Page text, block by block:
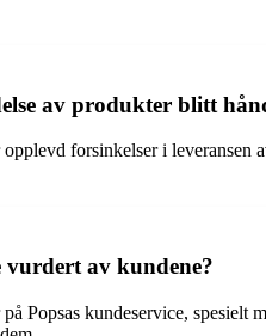
av produkter blitt
forsinkelser i leveransen
vurdert av kundene?
Popsas kundeservice,